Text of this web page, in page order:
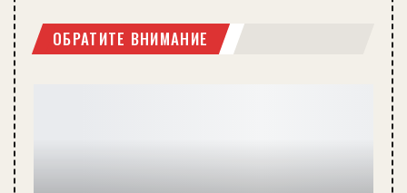
ОБРАТИТЕ ВНИМАНИЕ